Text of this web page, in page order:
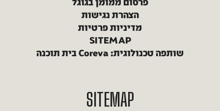
פרסום ממומן בגוגל
הצהרת נגישות
מדיניות פרטיות
SITEMAP
שותפה טכנולוגית: Coreva בית תוכנה
SITEMAP